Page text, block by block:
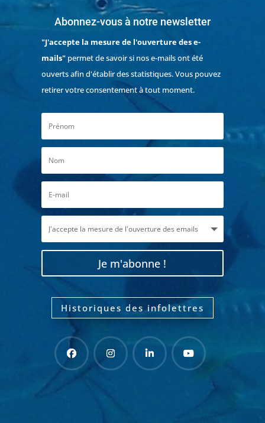
Abonnez-vous à notre newsletter
"J'accepte la mesure de l'ouverture des e-
mails"permet de savoir si nos e-mails ont été
ouverts afin d'établir des statistiques. Vous pouvez
retirer votre consentement à tout moment.
Je m'abonne !
Historiques des infolettres